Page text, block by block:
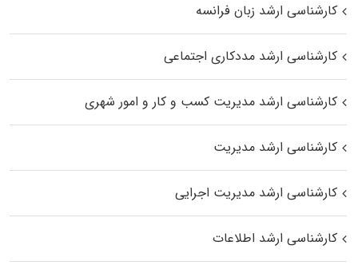
کارشناسی ارشد زبان فرانسه
کارشناسی ارشد مددکاری اجتماعی
کارشناسی ارشد مدیریت کسب و کار و امور شهری
کارشناسی ارشد مدیریت
کارشناسی ارشد مدیریت اجرایی
کارشناسی ارشد اطلاعات